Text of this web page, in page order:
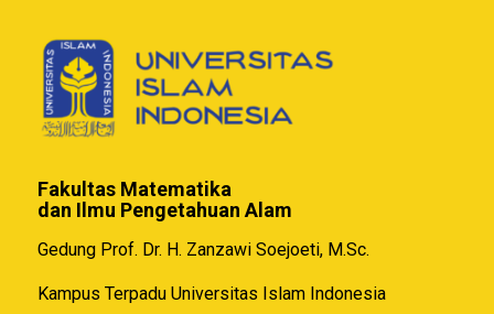
Fakultas Matematika
dan Ilmu Pengetahuan Alam
Gedung Prof. Dr. H. Zanzawi Soejoeti, M.Sc.
Kampus Terpadu Universitas Islam Indonesia